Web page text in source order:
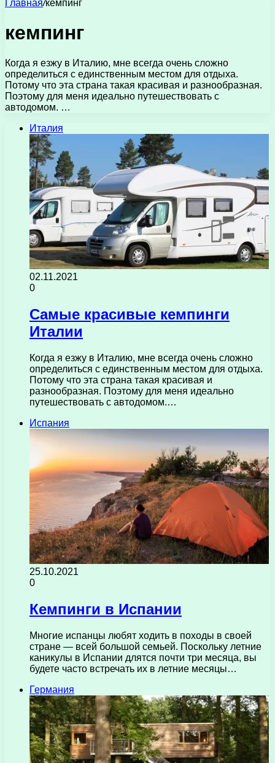
Главная/кемпинг
кемпинг
Когда я езжу в Италию, мне всегда очень сложно
определиться с единственным местом для отдыха.
Потому что эта страна такая красивая и разнообразная.
Поэтому для меня идеально путешествовать с
автодомом. …
Италия
02.11.2021
0
Самые красивые кемпинги
Италии
Когда я езжу в Италию, мне всегда очень сложно
определиться с единственным местом для отдыха.
Потому что эта страна такая красивая и
разнообразная. Поэтому для меня идеально
путешествовать с автодомом.…
Испания
25.10.2021
0
Кемпинги в Испании
Многие испанцы любят ходить в походы в своей
стране — всей большой семьей. Поскольку летние
каникулы в Испании длятся почти три месяца, вы
будете часто встречать их в летние месяцы…
Германия